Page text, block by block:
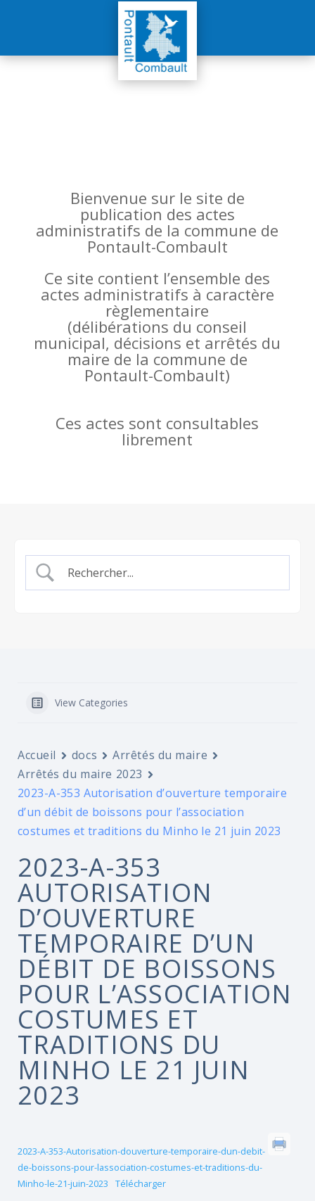
Bienvenue sur le site de
publication des actes
administratifs de la commune de
Pontault-Combault
Ce site contient l’ensemble des
actes administratifs à caractère
règlementaire
(délibérations du conseil
municipal, décisions et arrêtés du
maire de la commune de
Pontault-Combault)
Ces actes sont consultables
librement
View Categories
Accueil docs
Arrêtés du maire
Arrêtés du maire 2023
2023-A-353 Autorisation d’ouverture temporaire
d’un débit de boissons pour l’association
costumes et traditions du Minho le 21 juin 2023
2023-A-353
AUTORISATION
D’OUVERTURE
TEMPORAIRE D’UN
DÉBIT DE BOISSONS
POUR L’ASSOCIATION
COSTUMES ET
TRADITIONS DU
MINHO LE 21 JUIN
2023
2023-A-353-Autorisation-douverture-temporaire-dun-debit-
de-boissons-pour-lassociation-costumes-et-traditions-du-
Minho-le-21-juin-2023
Télécharger